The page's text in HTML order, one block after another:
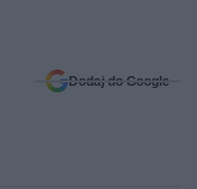
Dodaj do Google